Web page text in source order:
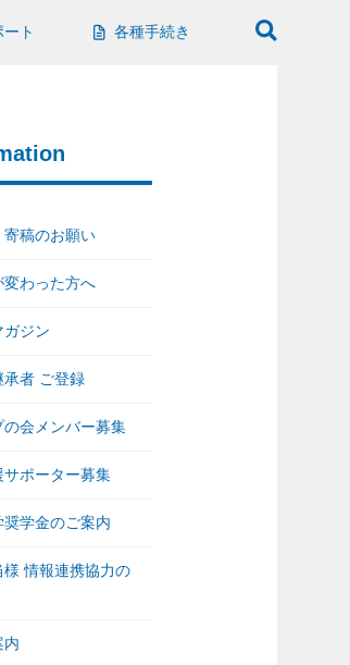
ト 各種手続き
寄稿のお願い
わった方へ
ガジン
承者 ご登録
会メンバー募集
ポーター募集
学金のご案内
様 情報連携協力の
内